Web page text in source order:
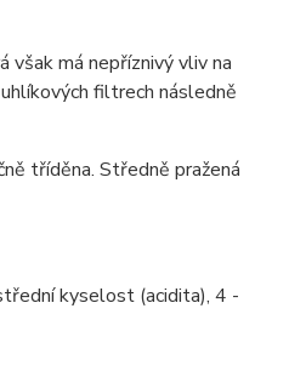
však má nepříznivý vliv na
filtrech následně
tříděna. Středně pražená
kyselost (acidita), 4 -